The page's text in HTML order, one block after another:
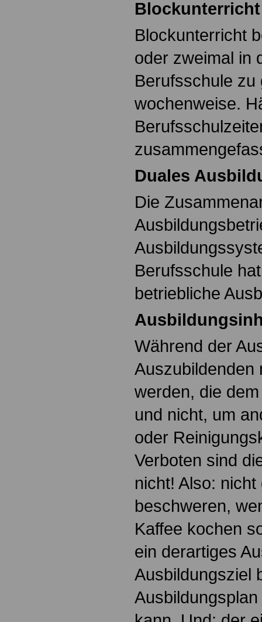
Blockunterricht
Blockunterricht
oder zweimal in
Berufsschule zu
wochenweise.
Duales
Die
Berufsschule
betriebliche
Während der
Auszubildenden
werden, die
und nicht, um
oder
Verboten sind
nicht! Also:
beschweren,
Kaffee kochen
ein derartiges
Ausbildungsziel